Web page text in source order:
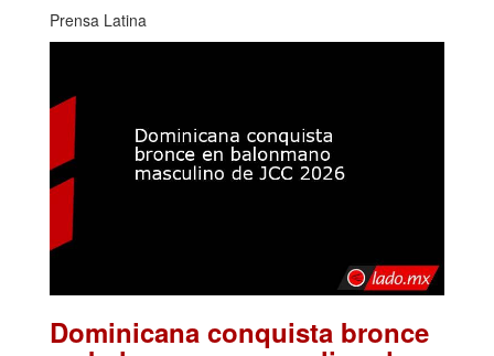
Prensa Latina
Dominicana conquista bronce